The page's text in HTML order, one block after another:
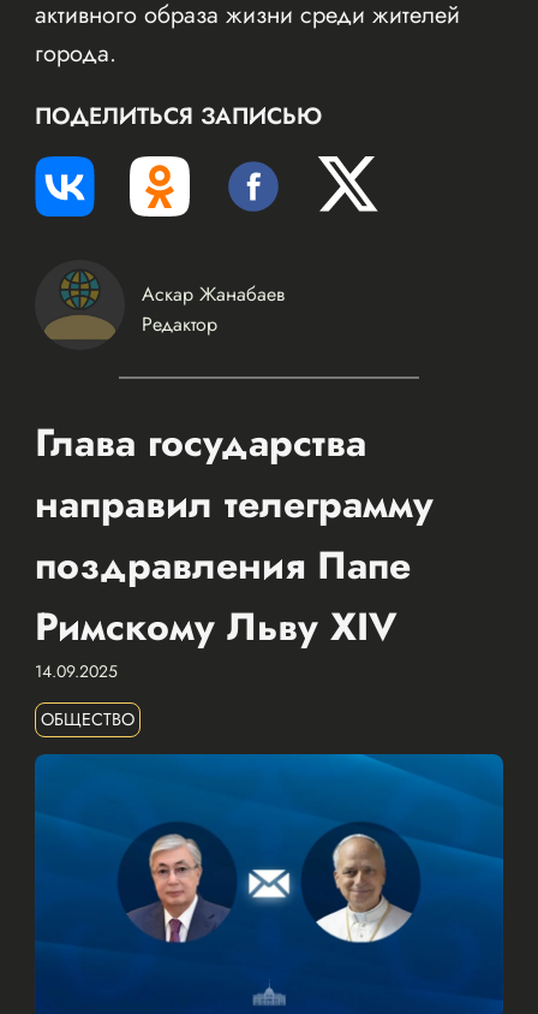
активного образа жизни среди жителей
города.
ПОДЕЛИТЬСЯ ЗАПИСЬЮ
Аскар Жанабаев
Редактор
Глава государства
направил телеграмму
поздравления Папе
Римскому Льву XIV
14.09.2025
ОБЩЕСТВО